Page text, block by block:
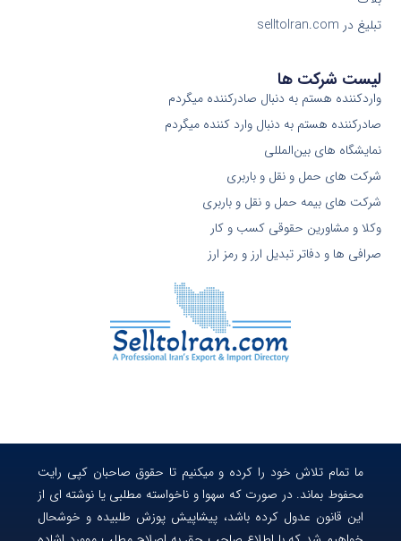
تبلیغ در selltoIran.com
لیست شرکت ها
واردکننده هستم به دنبال صادرکننده میگردم
صادرکننده هستم به دنبال وارد کننده میگردم
نمایشگاه های بین‌المللی
شرکت های حمل و نقل و باربری
شرکت های بیمه حمل و نقل و باربری
وکلا و مشاورین حقوقی کسب و کار
صرافی ها و دفاتر تبدیل ارز و رمز ارز
ما تمام تلاش خود را کرده و میکنیم تا حقوق صاحبان کپی رایت
محفوط بماند. در صورت که سهوا و ناخواسته مطلبی یا نوشته ای از
این قانون عدول کرده باشد، پیشاپیش پوزش طلبیده و خوشحال